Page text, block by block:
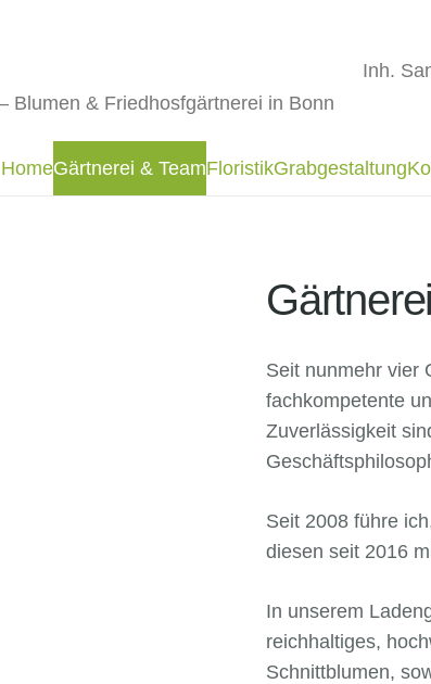
Inh.
HomeGärtnerei & TeamFloristikGrabgestaltung
Seit nunmehr vier
fachkompetente
Zuverlässigkeit
Seit 2008 führe
diesen seit 2016
In unserem
reichhaltiges,
Schnittblumen,